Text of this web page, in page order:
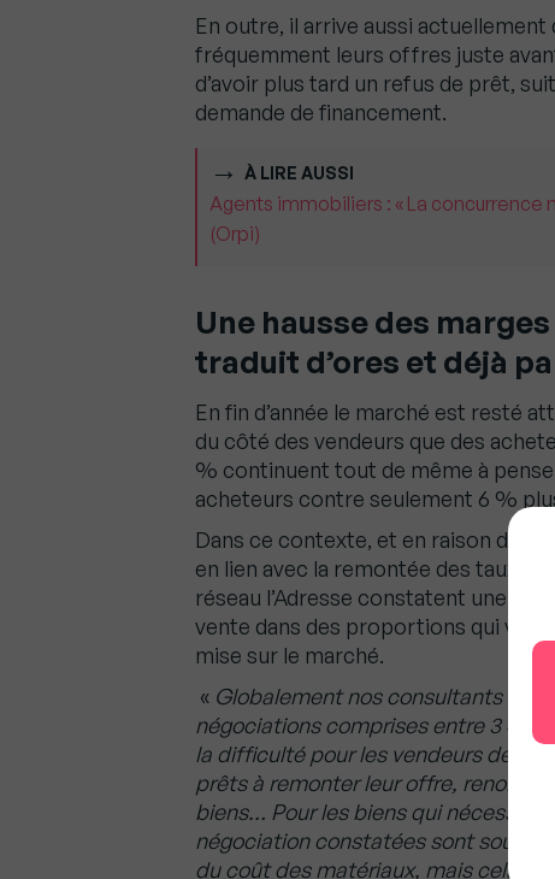
En outre, il arrive aussi
fréquemment leurs offres juste
d’avoir plus tard un refus de prêt,
demande de financement.
À LIRE AUSSI
Agents immobiliers : « La concurrence
(Orpi)
Une hausse des
traduit d’ores et déjà
En fin d’année le marché est resté
du côté des vendeurs que des
% continuent tout de même à
acheteurs contre seulement 6 %
Dans ce contexte, et en raison de la
en lien avec la remontée des taux de
réseau l’Adresse constatent une
vente dans des proportions qui
mise sur le marché.
« Globalement nos consultants
négociations comprises entre 3 et 7
la difficulté pour les vendeurs de
prêts à remonter leur offre,
biens… Pour les biens qui
négociation constatées sont
du coût des matériaux, mais cela